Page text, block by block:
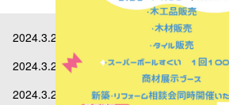
2024.3.28
施工事例を追加しました。
2024.3.28施工事例を追加しました。
2024.3.28
施工事例を追加しました。